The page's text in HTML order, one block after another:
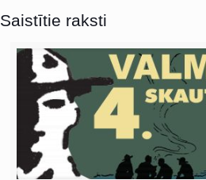
Saistītie raksti